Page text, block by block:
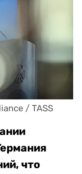
/ TASS
что